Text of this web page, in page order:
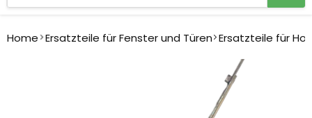
Home Ersatzteile für Fenster und Türen Ersatzteile für